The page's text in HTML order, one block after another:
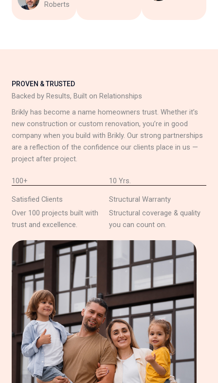
Roberts
PROVEN & TRUSTED
Backed by Results, Built on Relationships
Brikly has become a name homeowners trust. Whether it’s
new construction or custom renovation, you’re in good
company when you build with Brikly. Our strong partnerships
are a reflection of the confidence our clients place in us —
project after project.
100+
Satisfied Clients
Over 100 projects built with
trust and excellence.
10 Yrs.
Structural Warranty
Structural coverage & quality
you can count on.